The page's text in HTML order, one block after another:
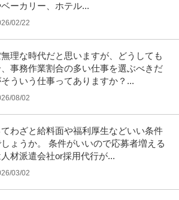
ーカリー、ホテル...
02/22
理な時代だと思いますが、どうしても
事務作業割合の多い仕事を選ぶべきだ
ういう仕事ってありますか？...
08/02
わざと給料面や福利厚生などいい条件
ょうか。 条件がいいので応募者増える
材派遣会社or採用代行が...
03/02